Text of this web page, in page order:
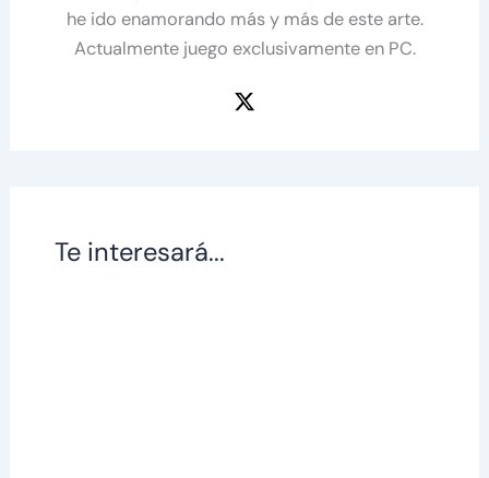
he ido enamorando más y más de este arte.
Actualmente juego exclusivamente en PC.
Te interesará...